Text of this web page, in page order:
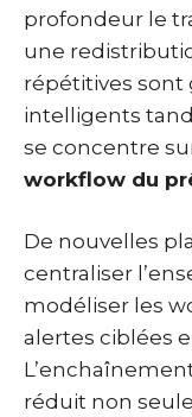
profondeur le
une
répétitives sont
intelligents
se concentre
workflow du
De nouvelles
centraliser
modéliser les
alertes ciblées
réduit non